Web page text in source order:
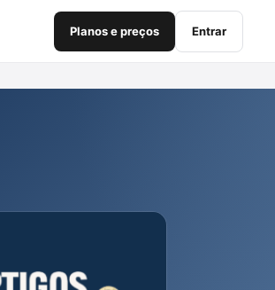
Planos e preços Entrar